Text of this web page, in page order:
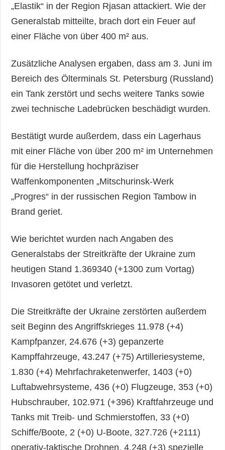
„Elastik“ in der Region Rjasan attackiert. Wie der
Generalstab mitteilte, brach dort ein Feuer auf
einer Fläche von über 400 m² aus.
Zusätzliche Analysen ergaben, dass am 3. Juni im
Bereich des Ölterminals St. Petersburg (Russland)
ein Tank zerstört und sechs weitere Tanks sowie
zwei technische Ladebrücken beschädigt wurden.
Bestätigt wurde außerdem, dass ein Lagerhaus
mit einer Fläche von über 200 m² im Unternehmen
für die Herstellung hochpräziser
Waffenkomponenten „Mitschurinsk-Werk
„Progres“ in der russischen Region Tambow in
Brand geriet.
Wie berichtet wurden nach Angaben des
Generalstabs der Streitkräfte der Ukraine zum
heutigen Stand 1.369340 (+1300 zum Vortag)
Invasoren getötet und verletzt.
Die Streitkräfte der Ukraine zerstörten außerdem
seit Beginn des Angriffskrieges 11.978 (+4)
Kampfpanzer, 24.676 (+3) gepanzerte
Kampffahrzeuge, 43.247 (+75) Artilleriesysteme,
1.830 (+4) Mehrfachraketenwerfer, 1403 (+0)
Luftabwehrsysteme, 436 (+0) Flugzeuge, 353 (+0)
Hubschrauber, 102.971 (+396) Kraftfahrzeuge und
Tanks mit Treib- und Schmierstoffen, 33 (+0)
Schiffe/Boote, 2 (+0) U-Boote, 327.726 (+2111)
operativ-taktische Drohnen, 4.248 (+3) spezielle